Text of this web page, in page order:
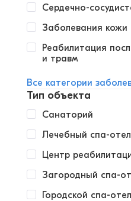
Сердечно-
Заболевания кожи
Реабилитация
и травм
Все категории
Тип объекта
Санаторий
Лечебный спа-
Центр
Загородный спа-
Городской спа-